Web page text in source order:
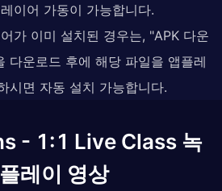
이어 가동이 가능합니다.
가 이미 설치된 경우는, "APK 다운
다운로드 후에 해당 파일을 앱플레
시면 자동 설치 가능합니다.
- 1:1 Live Class 녹
레이 영상